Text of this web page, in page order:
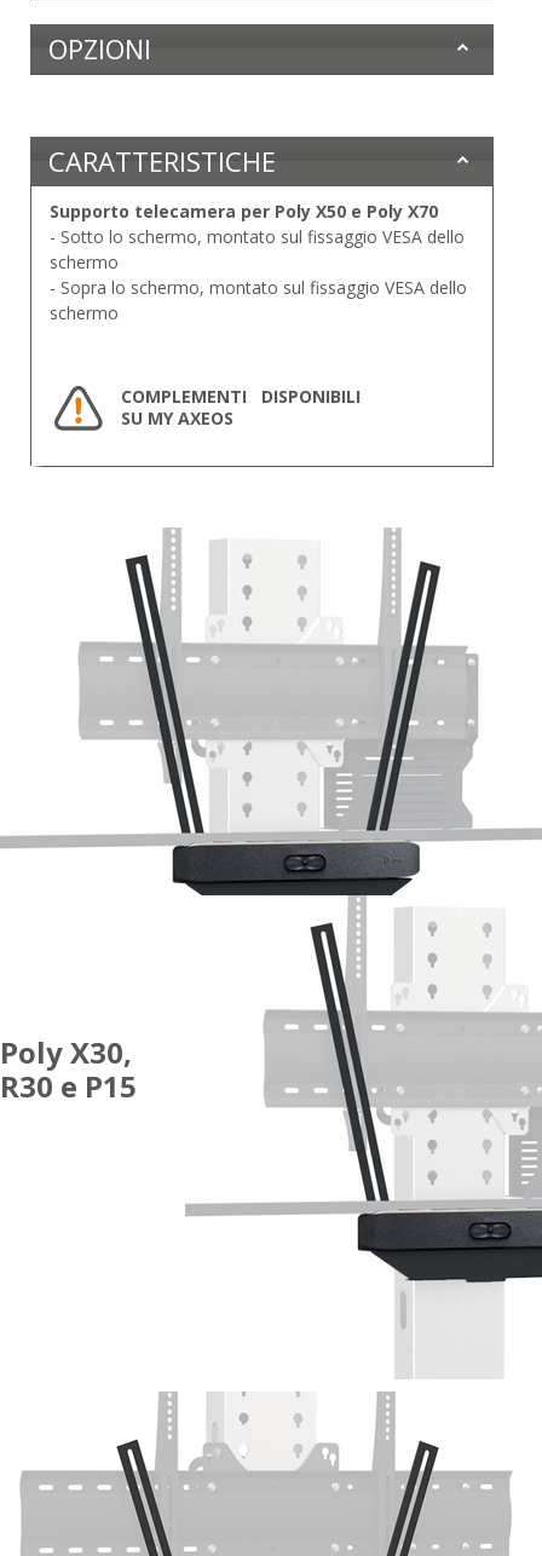
OPZIONI
CARATTERISTICHE
Supporto telecamera per Poly X50 e Poly X70
- Sotto lo schermo, montato sul fissaggio VESA dello
schermo
- Sopra lo schermo, montato sul fissaggio VESA dello
schermo
COMPLEMENTI DISPONIBILI
SU MY AXEOS
Poly X30,
R30 e P15